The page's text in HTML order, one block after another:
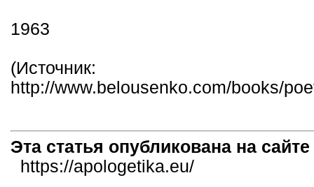
1963
(Источник:
http://www.belousenko.com/books/
Эта статья опубликована на
https://apologetika.eu/